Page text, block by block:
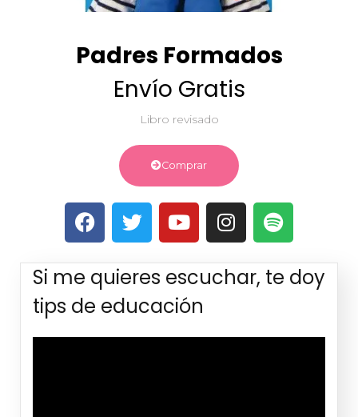
Padres Formados
Envío Gratis
Libro revisado
Comprar
Si me quieres escuchar, te doy
tips de educación